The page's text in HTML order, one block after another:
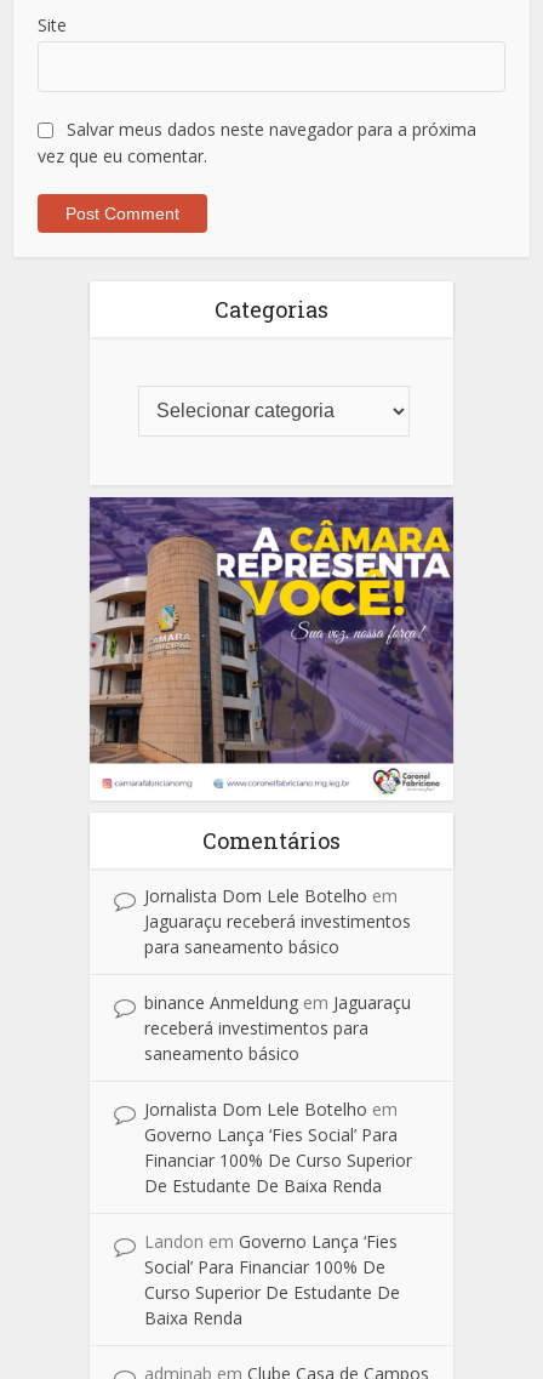
Site
Salvar meus dados neste navegador para a próxima
vez que eu comentar.
Categorias
Comentários
Jornalista Dom Lele Botelho em
Jaguaraçu receberá investimentos
para saneamento básico
binance Anmeldung em Jaguaraçu
receberá investimentos para
saneamento básico
Jornalista Dom Lele Botelho em
Governo Lança ‘Fies Social’ Para
Financiar 100% De Curso Superior
De Estudante De Baixa Renda
Landon em Governo Lança ‘Fies
Social’ Para Financiar 100% De
Curso Superior De Estudante De
Baixa Renda
adminab em Clube Casa de Campos